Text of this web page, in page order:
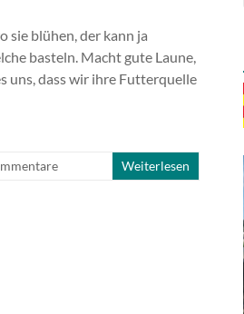
sie blühen, der kann ja
basteln. Macht gute Laune,
uns, dass wir ihre Futterquelle
Weiterlesen